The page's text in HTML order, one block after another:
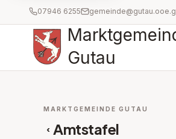
07946 6255
Gutau
MARKTGEMEINDE GUTAU
‹ Amtstafel